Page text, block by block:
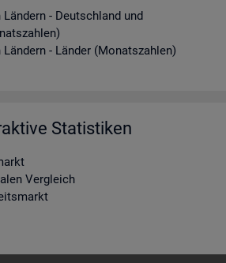
- Deutschland und
- Länder (Monatszahlen)
Statistiken
Vergleich